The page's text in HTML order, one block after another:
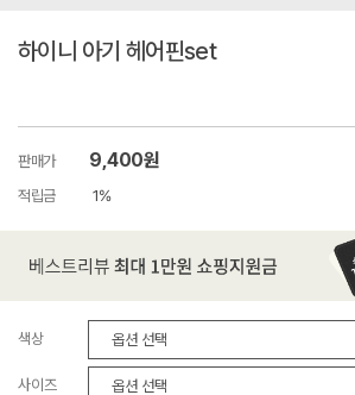
하이니 아기 헤어핀set
판매가 9,400원
적립금 1%
색상
사이즈